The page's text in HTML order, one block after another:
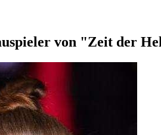
von "Zeit der